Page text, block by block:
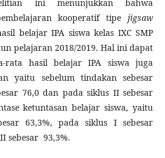
ini menunjukkan bahwa
kooperatif tipe jigsaw
belajar IPA siswa kelas IXC SMP
pelajaran 2018/2019. Hal ini dapat
hasil belajar IPA siswa juga
yaitu sebelum tindakan sebesar
76,0 dan pada siklus II sebesar
ketuntasan belajar siswa, yaitu
63,3%, pada siklus I sebesar
sebesar 93,3%.